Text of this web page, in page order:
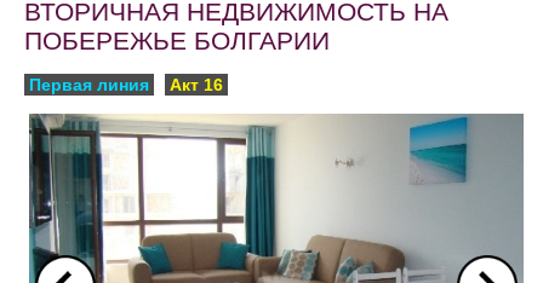
ВТОРИЧНАЯ НЕДВИЖИМОСТЬ НА
ПОБЕРЕЖЬЕ БОЛГАРИИ
Первая линия Акт 16